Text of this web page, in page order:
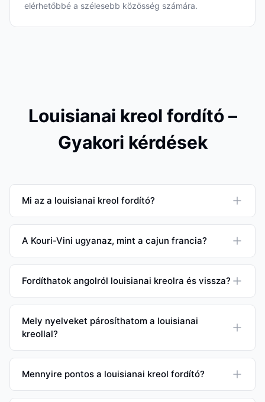
elérhetőbbé a szélesebb közösség számára.
Louisianai kreol fordító –
Gyakori kérdések
Mi az a louisianai kreol fordító?
A Kouri-Vini ugyanaz, mint a cajun francia?
Fordíthatok angolról louisianai kreolra és vissza?
Mely nyelveket párosíthatom a louisianai
kreollal?
Mennyire pontos a louisianai kreol fordító?